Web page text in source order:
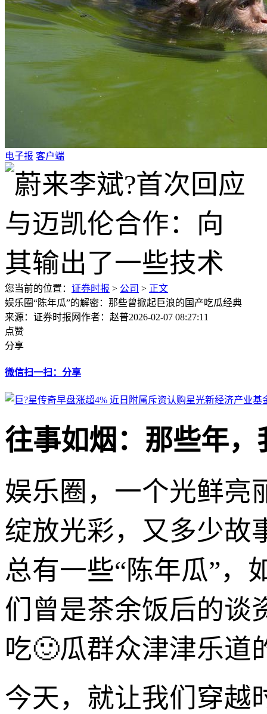
电子报 客户端
您当前的位置： 证券时报 > 公司 > 正文
娱乐圈“陈年瓜”的解密：那些曾掀起巨浪的国产吃瓜经典
来源：证券时报网作者：赵普2026-02-07 08:27:11
点赞
分享
微信扫一扫：分享
往事如烟：那些年
娱乐圈，一个光鲜亮
绽放光彩，又多少故
总有一些“陈年瓜”，
们曾是茶余饭后的谈
吃🙂瓜群众津津乐道
今天，就让我们穿越